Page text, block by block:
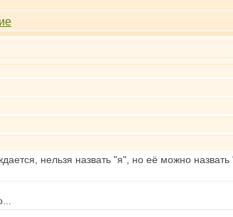
нельзя назвать "я", но её можно